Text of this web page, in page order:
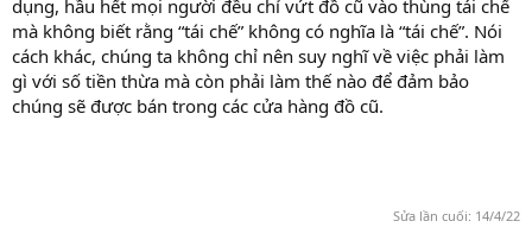
dụng, hầu hết mọi người đều chỉ vứt đồ cũ vào thùng tái chế
mà không biết rằng “tái chế” không có nghĩa là “tái chế”. Nói
cách khác, chúng ta không chỉ nên suy nghĩ về việc phải làm
gì với số tiền thừa mà còn phải làm thế nào để đảm bảo
chúng sẽ được bán trong các cửa hàng đồ cũ.
Sửa lần cuối: 14/4/22